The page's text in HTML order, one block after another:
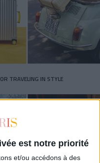
est notre priorité
et/ou accédons à des
TRAVELING IN STYLE